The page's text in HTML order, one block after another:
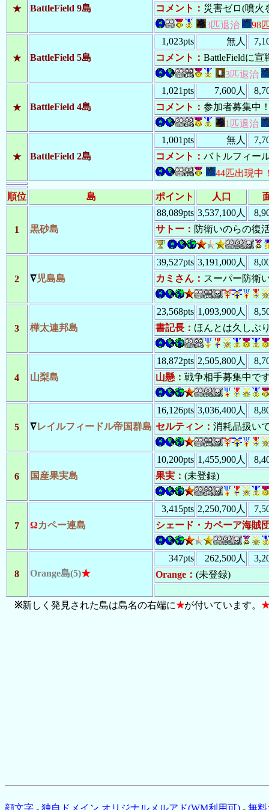
ターン 46100：黒砂島
ターン46016：キャン
ターン46000：黒砂島
ターン ：山梨島
ターン 45972：山梨島
ターン45948：山梨島
ターン45945：山梨島
ターン 45900：黒砂島
ターン 45800：黒砂島
ターン45777：♂キャ
ターン45700：黒砂島
ターン45677：山梨島
ターン 45670： 山梨島
ターン45652：♂キャ
ターン45610：山梨島
ターン 45600： 黒砂島
ターン45500：黒砂島
ターン45461：♂キャ
ターン45438：山梨島
ターン45429：山梨島
ターン45400：黒砂島
ターン45372：ぬの島
ターン45367：山梨島
ターン45364：山梨島
ターン 45359：山梨島
ターン45345：山梨島
ターン45307：ぬの島
ターン45303：ぬの島
ターン45302：山梨島
ターン45300：黒砂島
ターン45294：ぬの島
ターン45287：♂ キャ
ターン45262：黒酢島
ターン45232：国産果
ターン45222：ぬの島
ターン45218：黒酢島
ターン45215：キャン
ターン45204
ターン45200：黒砂島
ターン45170：ぬの島
★ BattleField 9島
コメント： 災害ゼロ(噴火
3匹退治
98
★ BattleField 5島
1,023pts 無人
コメント： BattleFieldに
3匹退治
★ BattleField 4島
1,021pts 7,600人
コメント： 参加者募集中
1匹退治
★ BattleField 2島
1,001pts 無人
コメント： バトルフィー
44匹出現中
順位 島 ポイント 人口
1 黒砂島
88,089pts 3,537,100人
サトー ： 防衛いのらの復
2 ∇児島島
39,527pts 3,191,000人
カミさん ： スーパー防衛
3 樺太連邦島
23,568pts 1,093,900人
書記長 ： ほんとは久しぶ
4 山梨島
18,872pts 2,505,800人
山懸： 戦争相手募集中で
5 ∇レイルフィードル帝国群島
16,126pts 3,036,400人
セルティン ： 消耗品扱い
6 国産果実島
10,200pts 1,455,900人
果実 ： (未登録)
7 Ωカペー連島
3,415pts 2,250,700人
シェード・カペーア海賊
8 Orange島(5)★
347pts 262,500人
Orange ： (未登録)
※新しく発見された島は島名の右端に★が付いています。 ★
顔文字 - 独自ドメイン オリジナルメルアド(WM利用可) - 無